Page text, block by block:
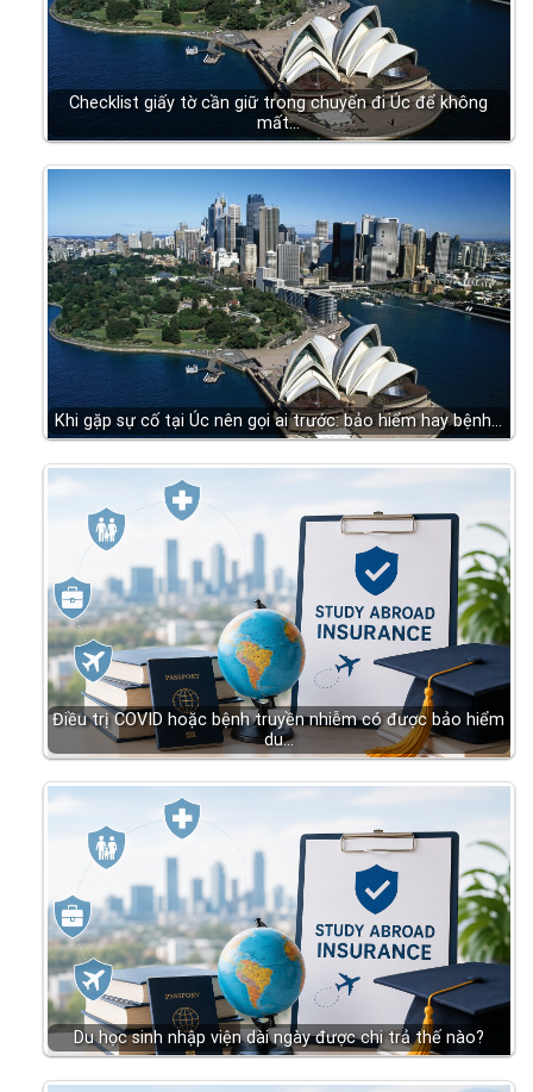
Checklist giấy tờ cần giữ trong chuyến đi Úc để không
mất…
Khi gặp sự cố tại Úc nên gọi ai trước: bảo hiểm hay bệnh…
Điều trị COVID hoặc bệnh truyền nhiễm có được bảo hiểm
du…
Du học sinh nhập viện dài ngày được chi trả thế nào?